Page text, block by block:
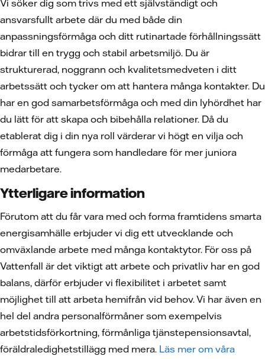
Vi söker dig som trivs med ett självständigt och
ansvarsfullt arbete där du med både din
anpassningsförmåga och ditt rutinartade förhållningssätt
bidrar till en trygg och stabil arbetsmiljö. Du är
strukturerad, noggrann och kvalitetsmedveten i ditt
arbetssätt och tycker om att hantera många kontakter. Du
har en god samarbetsförmåga och med din lyhördhet har
du lätt för att skapa och bibehålla relationer. Då du
etablerat dig i din nya roll värderar vi högt en vilja och
förmåga att fungera som handledare för mer juniora
medarbetare.
Ytterligare information
Förutom att du får vara med och forma framtidens smarta
energisamhälle erbjuder vi dig ett utvecklande och
omväxlande arbete med många kontaktytor. För oss på
Vattenfall är det viktigt att arbete och privatliv har en god
balans, därför erbjuder vi flexibilitet i arbetet samt
möjlighet till att arbeta hemifrån vid behov. Vi har även en
hel del andra personalförmåner som exempelvis
arbetstidsförkortning, förmånliga tjänstepensionsavtal,
föräldraledighetstillägg med mera. Läs mer om våra